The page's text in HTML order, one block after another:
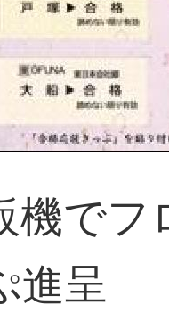
機で
進呈